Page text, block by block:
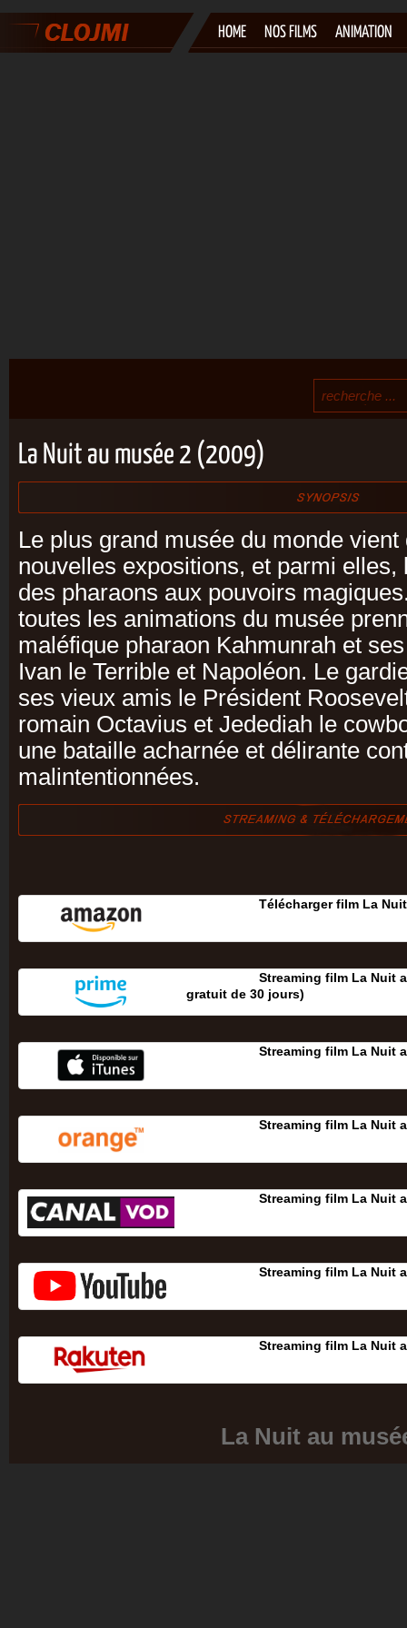
HOME NOS FILMS ANIMATION
La Nuit au musée 2 (2009)
Le plus grand musée du monde
nouvelles expositions, et parmi elles,
des pharaons aux pouvoirs
toutes les animations du musée
maléfique pharaon Kahmunrah et
Ivan le Terrible et Napoléon. Le
ses vieux amis le Président
romain Octavius et Jedediah le
une bataille acharnée et délirante
malintentionnées.
Télécharger film La
Streaming film La Nuit
gratuit de 30 jours‎)
Streaming film La Nuit
Streaming film La Nuit
Streaming film La Nuit
Streaming film La Nuit
Streaming film La Nuit
La Nuit au